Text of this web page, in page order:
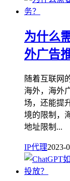
为什么
外广告
随着互联网
海外，海外
场，还能提
境的限制，
地址限制...
IP代理2023-